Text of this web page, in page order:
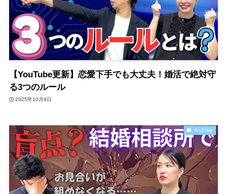
【YouTube更新】恋愛下手でも大丈夫！婚活で絶対守
る3つのルール
2025年10月4日
YouTube